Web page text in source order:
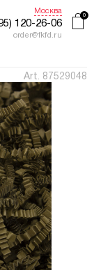
Москва
120-26-06
order@fkfd.ru
Art. 87529048